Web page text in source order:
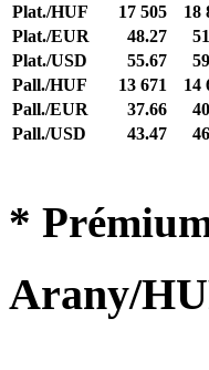
Plat./HUF
17 505
18
Plat./EUR
48.27
Plat./USD
55.67
Pall./HUF
13 671
14
Pall./EUR
37.66
Pall./USD
43.47
*
Arany/